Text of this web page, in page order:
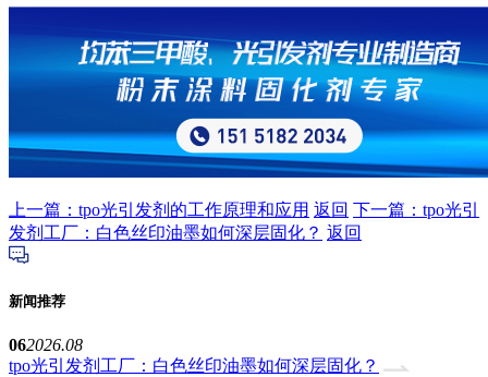
上一篇：tpo光引发剂的工作原理和应用 返回 下一篇：tpo光引
发剂工厂：白色丝印油墨如何深层固化？ 返回
新闻推荐
062026.08
tpo光引发剂工厂：白色丝印油墨如何深层固化？